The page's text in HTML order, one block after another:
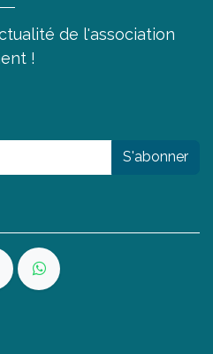
de l'association
!
S'abonner